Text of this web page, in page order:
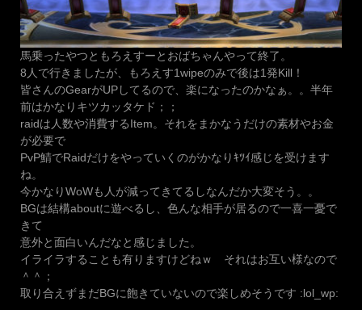
馬乗ったやつともろえすーとおばちゃんやって終了。
8人で行きましたが、もろえす1wipeのみで後は1発Kill！
皆さんのGearがUPしてるので、楽になったのかなぁ。。半年
前はかなりキツカッタケド；；
raidは人数や消費するItem。それをまかなうだけの素材やお金
が必要で
PvP鯖でRaidだけをやっていくのがかなりｷﾂｲ感じを受けます
ね。
今かなりWoWも人が減ってきてるしなんだか大変そう。。
BGは結構aboutに遊べるし、色んな相手が居るので一喜一憂で
きて
意外と面白いんだなと感じました。
イライラすることも有りますけどねｗ それはお互い様なので
＾＾；
取り合えずまだBGに飽きていないので楽しめそうです :lol_wp: